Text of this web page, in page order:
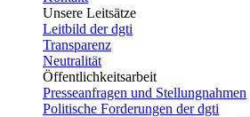
Unsere Leitsätze
Leitbild der dgti
Transparenz
Neutralität
Öffentlichkeitsarbeit
Presseanfragen und Stellungnahmen
Politische Forderungen der dgti